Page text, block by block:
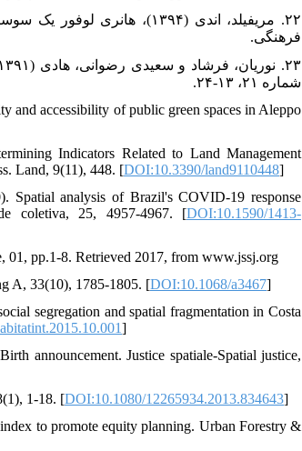
۲۲. مریفیلد، اندی (۱۳۹۴)،
فرهنگی.
شماره ۲۱، ۱۳-۲۴.
and accessibility of public green spaces in Aleppo
Indicators Related to Land Management
Land, 9(11), 448. [DOI:10.3390/land9110448]
analysis of Brazil's COVID-19 response
coletiva, 25, 4957-4967. [DOI:10.1590/1413-
01, pp.1-8. Retrieved 2017, from www.jssj.org
A, 33(10), 1785-1805. [DOI:10.1068/a3467]
segregation and spatial fragmentation in Costa
]
announcement. Justice spatiale-Spatial justice,
1-18. [DOI:10.1080/12265934.2013.834643]
to promote equity planning. Urban Forestry &